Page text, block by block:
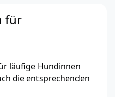
für
läufige Hundinnen
die entsprechenden